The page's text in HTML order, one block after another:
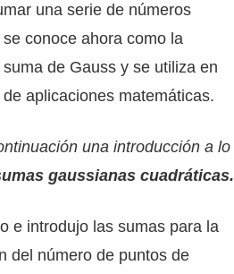
una serie de números
conoce ahora como la
de Gauss y se utiliza en
aplicaciones matemáticas.
una introducción a lo
gaussianas cuadráticas.
e introdujo las sumas para la
del número de puntos de